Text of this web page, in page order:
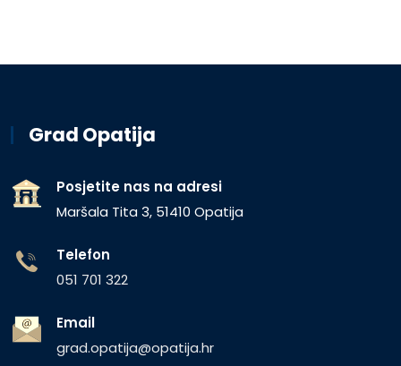
Grad Opatija
Posjetite nas na adresi
Maršala Tita 3, 51410 Opatija
Telefon
051 701 322
Email
grad.opatija@opatija.hr